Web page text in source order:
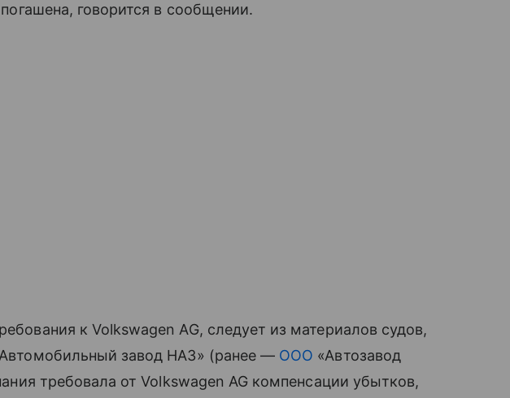
говорится в сообщении.
к Volkswagen AG, следует из материалов судов,
завод НАЗ» (ранее — ООО «Автозавод
требовала от Volkswagen AG компенсации убытков,